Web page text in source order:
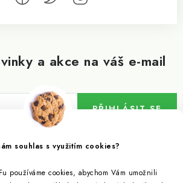
souhlas s využitím cookies?
používáme cookies, abychom Vám umožnili
a akce na váš e-mail
spodmínkami ochrany osobních údajů
PŘIHLÁSIT SE